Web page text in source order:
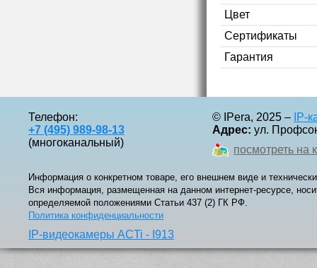
Цвет
Сертификаты
Гарантия
Телефон:
+7 (495) 989-98-13
(многоканальный)
© IPera, 2025 – IP-
Адрес: ул.
посмотреть на
Информация о конкретном товаре, его внешнем виде и
Вся информация, размещенная на данном интернет-ресурсе,
определяемой положениями Статьи 437 (2) ГК РФ.
Политика конфиденциальности
IP-видеокамеры ACTi - I913